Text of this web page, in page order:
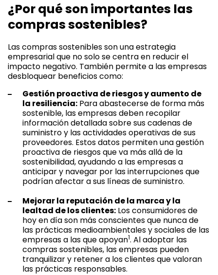
¿Por qué son importantes las
compras sostenibles?
Las compras sostenibles son una estrategia
empresarial que no solo se centra en reducir el
impacto negativo. También permite a las empresas
desbloquear beneficios como:
Gestión proactiva de riesgos y aumento de
la resiliencia: Para abastecerse de forma más
sostenible, las empresas deben recopilar
información detallada sobre sus cadenas de
suministro y las actividades operativas de sus
proveedores. Estos datos permiten una gestión
proactiva de riesgos que va más allá de la
sostenibilidad, ayudando a las empresas a
anticipar y navegar por las interrupciones que
podrían afectar a sus líneas de suministro.
Mejorar la reputación de la marca y la
lealtad de los clientes: Los consumidores de
hoy en día son más conscientes que nunca de
las prácticas medioambientales y sociales de las
empresas a las que apoyan1. Al adoptar las
compras sostenibles, las empresas pueden
tranquilizar y retener a los clientes que valoran
las prácticas responsables.